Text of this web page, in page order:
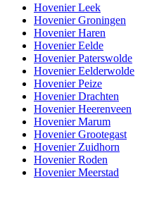
Hovenier Leek
Hovenier Groningen
Hovenier Haren
Hovenier Eelde
Hovenier Paterswolde
Hovenier Eelderwolde
Hovenier Peize
Hovenier Drachten
Hovenier Heerenveen
Hovenier Marum
Hovenier Grootegast
Hovenier Zuidhorn
Hovenier Roden
Hovenier Meerstad